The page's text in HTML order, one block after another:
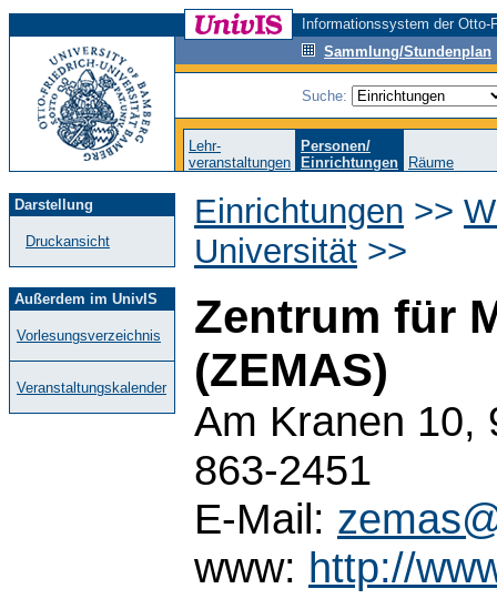
Informationssystem der
Sammlung/Stundenplan
Suche:
Lehr-
veranstaltungen
Personen/
Einrichtungen
Räume
Darstellung
Druckansicht
Außerdem im UnivIS
Vorlesungsverzeichnis
Veranstaltungskalender
Einrichtungen >>
Universität >>
Zentrum für
(ZEMAS)
Am Kranen 10,
863-2451
E-Mail:
www: http://